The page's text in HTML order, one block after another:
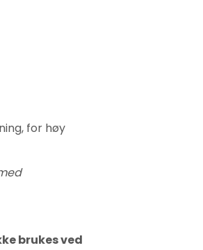
for høy
brukes ved